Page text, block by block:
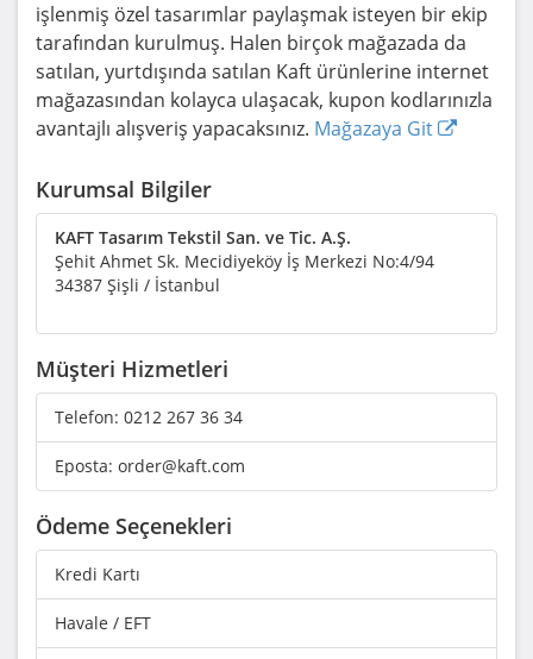
işlenmiş özel tasarımlar paylaşmak isteyen bir ekip
tarafından kurulmuş. Halen birçok mağazada da
satılan, yurtdışında satılan Kaft ürünlerine internet
mağazasından kolayca ulaşacak, kupon kodlarınızla
avantajlı alışveriş yapacaksınız. Mağazaya Git
Kurumsal Bilgiler
KAFT Tasarım Tekstil San. ve Tic. A.Ş.
Şehit Ahmet Sk. Mecidiyeköy İş Merkezi No:4/94
34387 Şişli / İstanbul
Müşteri Hizmetleri
Telefon: 0212 267 36 34
Eposta: order@kaft.com
Ödeme Seçenekleri
Kredi Kartı
Havale / EFT